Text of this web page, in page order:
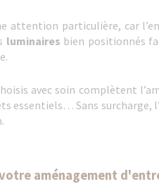
attention particulière, car
luminaires bien positionnés
avec soin complètent
essentiels… Sans
aménagement